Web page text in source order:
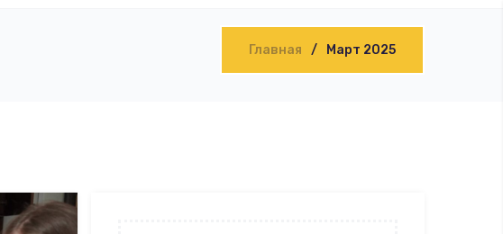
Главная Март 2025